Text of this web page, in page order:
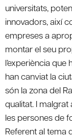
universitats,
innovadors, així
empreses a
montar el seu
l’experiència
han canviat la
són la zona del
qualitat. I malgrat
les persones de
Referent al tema